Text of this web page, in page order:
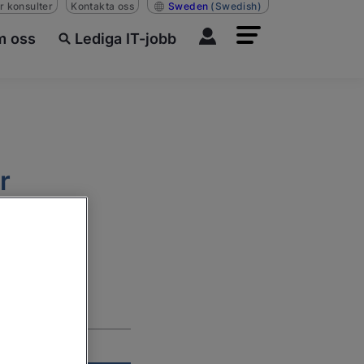
oss Lediga IT-jobb
konsulter Kontakta oss Sweden (Swedish)